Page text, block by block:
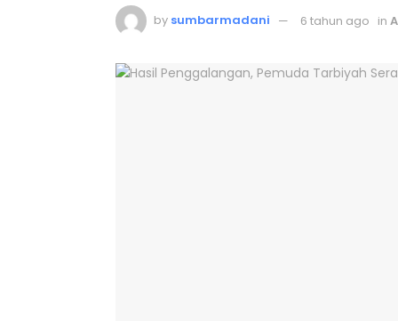
by sumbarmadani 6 tahun ago in